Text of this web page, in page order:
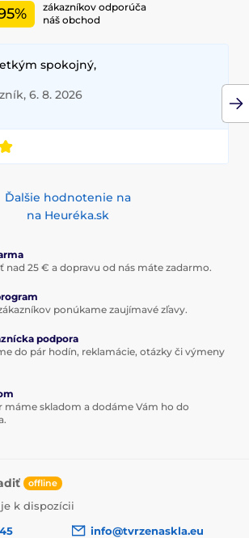
zákazníkov odporúča
náš obchod
spokojný,
6. 8. 2026
Ďalšie hodnotenie na
na Heuréka.sk
nad 25 € a dopravu od nás máte zadarmo.
ponúkame zaujímavé zľavy.
podpora
do pár hodín, reklamácie, otázky či výmeny
máme skladom a dodáme Vám ho do
offline
k dispozícii
info@tvrzenaskla.eu